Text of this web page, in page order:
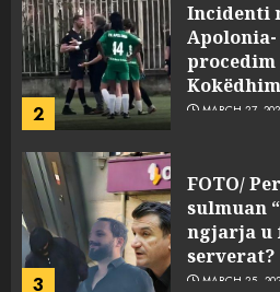
2
Incidenti
procedim
MARCH 27,
3
FOTO/
sulmuan
ngjarja u
serverat?
MARCH 25,